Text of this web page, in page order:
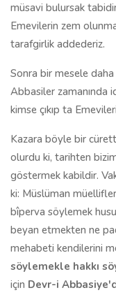
müsavi bulursak tabidir
Emevilerin zem
tarafgirlik addederiz.
Sonra bir mesele
Abbasiler zamanında
kimse çıkıp ta
Kazara böyle bir
olurdu ki, tarihten
göstermek kabildir.
ki: Müslüman
bîperva söylemek
beyan etmekten ne
mehabeti kendilerini
söylemekle hakkı
için Devr-i